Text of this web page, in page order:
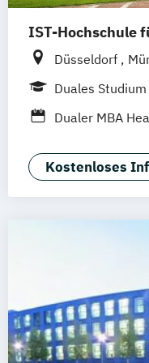
IST-Hochschule
Düsseldorf
Weil am Rhein
Duales Studium
Dualer MBA
Master of
Kostenloses